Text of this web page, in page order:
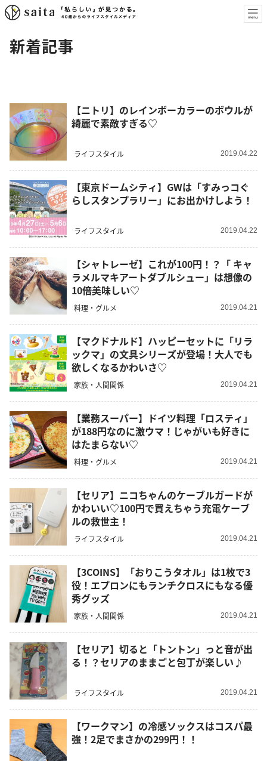
新着記事
【ニトリ】のレインボーカラーのボウルが
綺麗で素敵すぎる♡
ライフスタイル 2019.04.22
【東京ドームシティ】GWは「すみっコぐ
らしスタンプラリー」にお出かけしよう！
ライフスタイル 2019.04.22
【シャトレーゼ】これが100円！？「 キャ
ラメルマキアートダブルシュー」は想像の
10倍美味しい♡
料理・グルメ 2019.04.21
【マクドナルド】ハッピーセットに「リラ
ックマ」の文具シリーズが登場！大人でも
欲しくなるかわいさ♡
家族・人間関係 2019.04.21
【業務スーパー】ドイツ料理「ロスティ」
が188円なのに激ウマ！じゃがいも好きに
はたまらない♡
料理・グルメ 2019.04.21
【セリア】ニコちゃんのケーブルガードが
かわいい♡100円で買えちゃう充電ケーブ
ルの救世主！
ライフスタイル 2019.04.21
【3COINS】「おりこうタオル」は1枚で3
役！エプロンにもランチクロスにもなる優
秀グッズ
家族・人間関係 2019.04.21
【セリア】切ると「トントン」っと音が出
る！？セリアのままごと包丁が楽しい♪
ライフスタイル 2019.04.21
【ワークマン】の冷感ソックスはコスパ最
強！2足でまさかの299円！！